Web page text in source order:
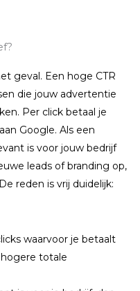
geval. Een hoge CTR
die jouw advertentie
Per click betaal je
Google. Als een
is voor jouw bedrijf
leads of branding op,
reden is vrij duidelijk:
waarvoor je betaalt
totale